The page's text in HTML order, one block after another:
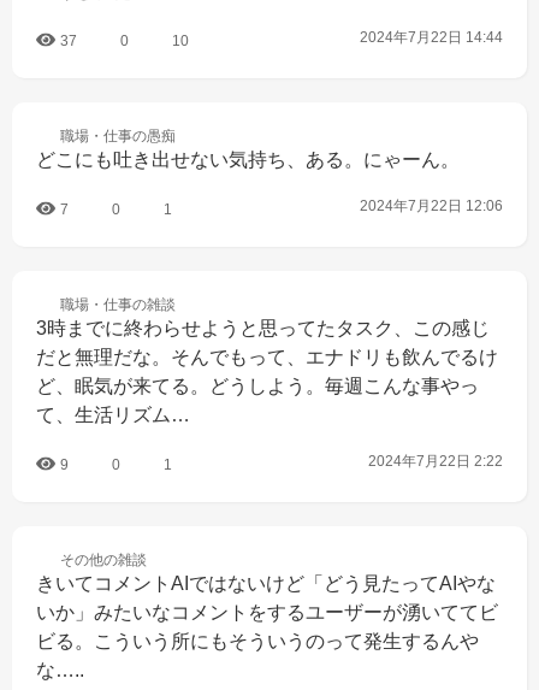
37 0 10 2024年7月22日 14:44
職場・仕事の愚痴
どこにも吐き出せない気持ち、ある。にゃーん。
7 0 1 2024年7月22日 12:06
職場・仕事の雑談
3時までに終わらせようと思ってたタスク、この感じ
だと無理だな。そんでもって、エナドリも飲んでるけ
ど、眠気が来てる。どうしよう。毎週こんな事やっ
て、生活リズム…
9 0 1 2024年7月22日 2:22
その他の雑談
きいてコメントAIではないけど「どう見たってAIやな
いか」みたいなコメントをするユーザーが湧いててビ
ビる。こういう所にもそういうのって発生するんや
な…..